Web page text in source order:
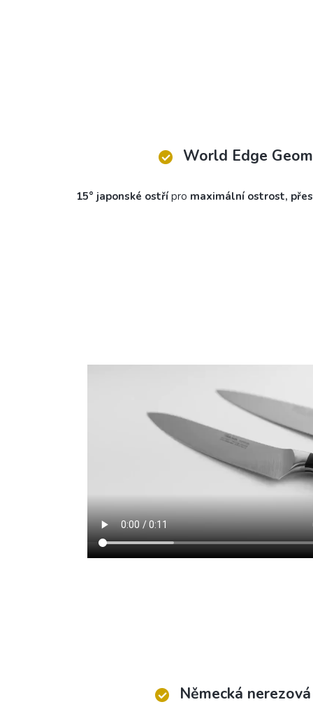
World Edge
15° japonské ostřípro maximální ostrost,
Německá